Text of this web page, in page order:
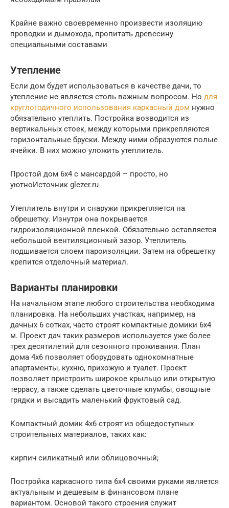
Крайне важно своевременно произвести изоляцию
проводки и дымохода, пропитать древесину
специальными составами
Утепление
Если дом будет использоваться в качестве дачи, то
утепление не является столь важным вопросом. Но для
круглогодичного использования каркасный дом нужно
обязательно утеплить. Постройка возводится из
вертикальных стоек, между которыми прикрепляются
горизонтальные бруски. Между ними образуются полые
ячейки. В них можно уложить утеплитель.
Простой дом 6х4 с мансардой – просто, но
уютноИсточник glezer.ru
Утеплитель внутри и снаружи прикрепляется на
обрешетку. Изнутри она покрывается
гидроизоляционной пленкой. Обязательно оставляется
небольшой вентиляционный зазор. Утеплитель
подшивается слоем пароизоляции. Затем на обрешетку
крепится отделочный материал.
Варианты планировки
На начальном этапе любого строительства необходима
планировка. На небольших участках, например, на
дачных 6 сотках, часто строят компактные домики 6х4
м. Проект дач таких размеров используется уже более
трех десятилетий для сезонного проживания. План
дома 4х6 позволяет оборудовать однокомнатные
апартаменты, кухню, прихожую и туалет. Проект
позволяет пристроить широкое крыльцо или открытую
террасу, а также сделать цветочные клумбы, овощные
грядки и высадить маленький фруктовый сад.
Компактный домик 4х6 строят из общедоступных
строительных материалов, таких как:
кирпич силикатный или облицовочный;
Постройка каркасного типа 6х4 своими руками является
актуальным и дешевым в финансовом плане
вариантом. Основой такого строения служит